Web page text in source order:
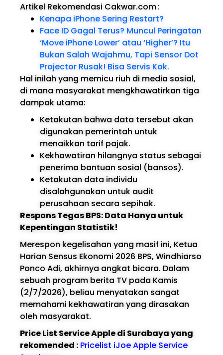
Artikel Rekomendasi Cakwar.com:
Kenapa iPhone Sering Restart?
Face ID Gagal Terus? Muncul Peringatan
‘Move iPhone Lower’ atau ‘Higher’? Itu
Bukan Salah Wajahmu, Tapi Sensor Dot
Projector Rusak! Bisa Servis Kok.
Hal inilah yang memicu riuh di media sosial,
di mana masyarakat mengkhawatirkan tiga
dampak utama:
Ketakutan bahwa data tersebut akan
digunakan pemerintah untuk
menaikkan tarif pajak.
Kekhawatiran hilangnya status sebagai
penerima bantuan sosial (bansos).
Ketakutan data individu
disalahgunakan untuk audit
perusahaan secara sepihak.
Respons Tegas BPS: Data Hanya untuk
Kepentingan Statistik!
Merespon kegelisahan yang masif ini, Ketua
Harian Sensus Ekonomi 2026 BPS, Windhiarso
Ponco Adi, akhirnya angkat bicara. Dalam
sebuah program berita TV pada Kamis
(2/7/2026), beliau menyatakan sangat
memahami kekhawatiran yang dirasakan
oleh masyarakat.
Price List Service Apple di Surabaya yang
rekomended : Pricelist iJoe Apple Service